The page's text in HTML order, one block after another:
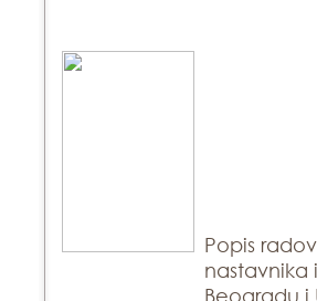
Popis
nastavnika
Beogradu i